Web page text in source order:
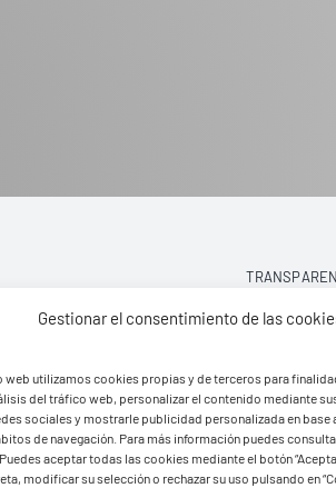
Gestionar el consentimiento de las
web utilizamos cookies propias y de terceros para
del tráfico web, personalizar el contenido mediante
sociales y mostrarle publicidad personalizada en base
de navegación. Para más información puedes
Puedes aceptar todas las cookies mediante el botón
modificar su selección o rechazar su uso pulsando en
AVISO LEGAL
POLÍTICA DE
POLÍTICA DE